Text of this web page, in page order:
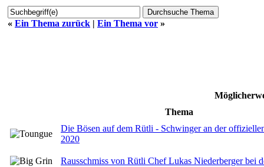
« Ein Thema zurück | Ein Thema vor »
Thema
Die Bösen auf dem Rütli - Schwinger an der
2020
Rausschmiss von Rütli Chef Lukas Niederberger bei